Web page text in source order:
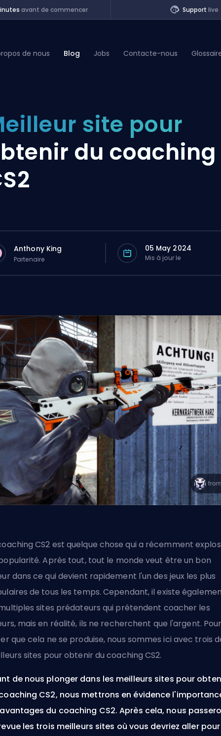
avant de commencer Support live
de nous Blog Jobs Contacte-nous
site pour
du coaching
Anthony King
Partenaire
05 May 2024
Mis à jour le
CS2 est quelque chose qui a récemment
Après tout, tout le monde veut être un bon
dans ce qui devient rapidement l'un des jeux les plus
de tous les temps. Cependant, il existe
sites prédateurs qui prétendent coacher les
mais en réalité, ils ne recherchent que l'argent. Pour
que cela ne se produise, nous sommes ici avec trois
sites pour obtenir du coaching CS2.
de nous plonger dans les meilleurs sites pour
CS2, nous mettrons en évidence
du coaching CS2. Après cela, nous
les trois meilleurs sites où vous devriez aller pour